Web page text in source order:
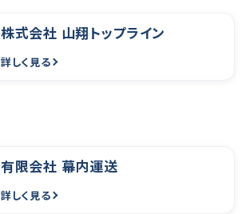
株式会社 山翔トップライン
詳しく見る
有限会社 幕内運送
詳しく見る